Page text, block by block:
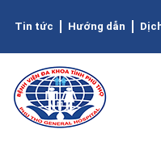
Tin tức Hướng dẫn